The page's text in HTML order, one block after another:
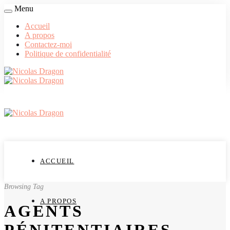
Menu
Accueil
A propos
Contactez-moi
Politique de confidentialité
ACCUEIL
A PROPOS
Browsing Tag
AGENTS